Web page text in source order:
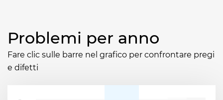
Problemi per anno
Fare clic sulle barre nel grafico per confrontare pregi
e difetti